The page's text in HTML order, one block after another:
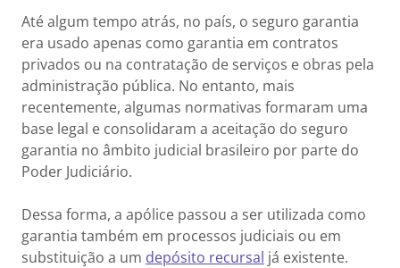
Até algum tempo atrás, no país, o seguro garantia
era usado apenas como garantia em contratos
privados ou na contratação de serviços e obras pela
administração pública. No entanto, mais
recentemente, algumas normativas formaram uma
base legal e consolidaram a aceitação do seguro
garantia no âmbito judicial brasileiro por parte do
Poder Judiciário.
Dessa forma, a apólice passou a ser utilizada como
garantia também em processos judiciais ou em
substituição a um depósito recursal já existente.